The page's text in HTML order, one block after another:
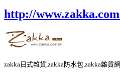
http://
zakka日式雜貨,zakka防水包,zakka雜貨